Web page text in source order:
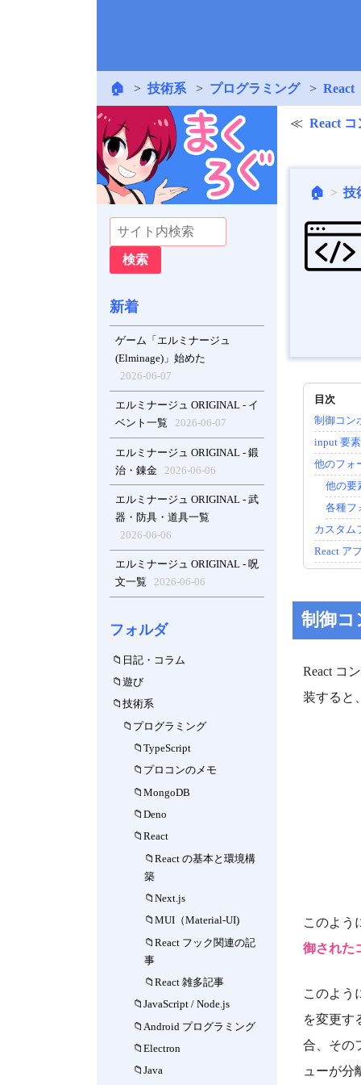
🏠 技術系 プログラミング React
新着
ゲーム「エルミナージュ
(Elminage)」始めた
2026-06-07
エルミナージュ ORIGINAL - イ
ベント一覧
2026-06-07
エルミナージュ ORIGINAL - 鍛
治・錬金
2026-06-06
エルミナージュ ORIGINAL - 武
器・防具・道具一覧
2026-06-06
エルミナージュ ORIGINAL - 呪
文一覧
2026-06-06
フォルダ
日記・コラム
遊び
技術系
プログラミング
TypeScript
プロコンのメモ
MongoDB
Deno
React
React の基本と環境構
築
Next.js
MUI（Material-UI)
React フック関連の記
事
React 雑多記事
JavaScript / Node.js
Android プログラミング
Electron
Java
React
🏠 技
制御コン
input 要
他のフォ
他の要
各種フ
カスタム
React ア
制御コ
React コ
装すると
このよう
御された
このよう
を変更す
合、その
ューが分